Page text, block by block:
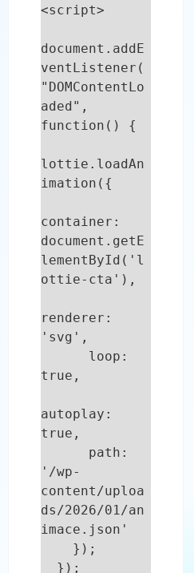
<script>
document.addE
ventListener(
"DOMContentLo
aded",
function() {
lottie.loadAn
imation({
container:
document.getE
lementById('l
ottie-cta'),
renderer:
'svg',
true,
autoplay:
true,
'/wp-
content/uploa
ds/2026/01/an
imace.json'